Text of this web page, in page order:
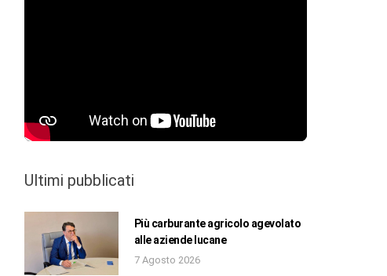
Ultimi pubblicati
Più carburante agricolo agevolato
alle aziende lucane
7 Agosto 2026